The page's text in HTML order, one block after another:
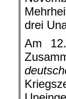
drei
Am